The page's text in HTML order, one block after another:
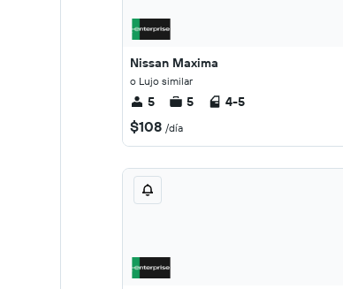
Nissan Maxima
o Lujo similar
5 5 4-5
$108 /día